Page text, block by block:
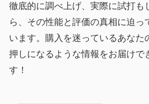
徹底的に調べ上げ、実際に試打も
ら、その性能と評価の真相に迫っ
います。購入を迷っているあなた
押しになるような情報をお届けで
す！